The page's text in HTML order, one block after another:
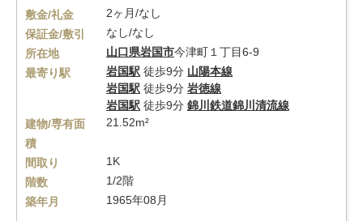
敷金/礼金
2ヶ月/なし
保証金/敷引
なし/なし
所在地
山口県岩国市今津町１丁目6-9
最寄り駅
岩国駅 徒歩9分 山陽本線
岩国駅 徒歩9分 岩徳線
岩国駅 徒歩9分 錦川鉄道錦川清流線
建物/専有面
積
21.52m²
間取り
1K
階数
1/2階
築年月
1965年08月